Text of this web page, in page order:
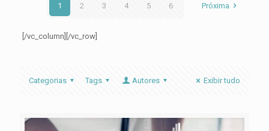
1 2 3 4 5 6 Próxima
[/vc_column][/vc_row]
Categorias Tags Autores Exibir tudo